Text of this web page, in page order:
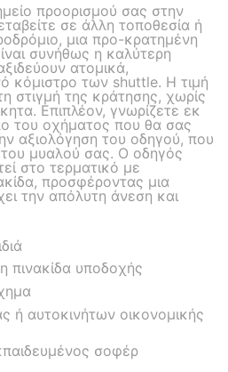
προορισμού σας στην
σε άλλη τοποθεσία ή
μια προ-κρατημένη
συνήθως η καλύτερη
ατομικά,
κόμιστρο των shuttle. Η τιμή
στιγμή της κράτησης, χωρίς
Επιπλέον, γνωρίζετε εκ
του οχήματος που θα σας
αξιολόγηση του οδηγού, που
του μυαλού σας. Ο οδηγός
στο τερματικό με
προσφέροντας μια
την απόλυτη άνεση και
πινακίδα υποδοχής
ή αυτοκινήτων οικονομικής
σοφέρ